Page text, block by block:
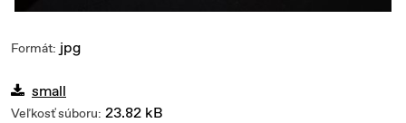
Formát: jpg
small
Veľkosť súboru: 23.82 kB